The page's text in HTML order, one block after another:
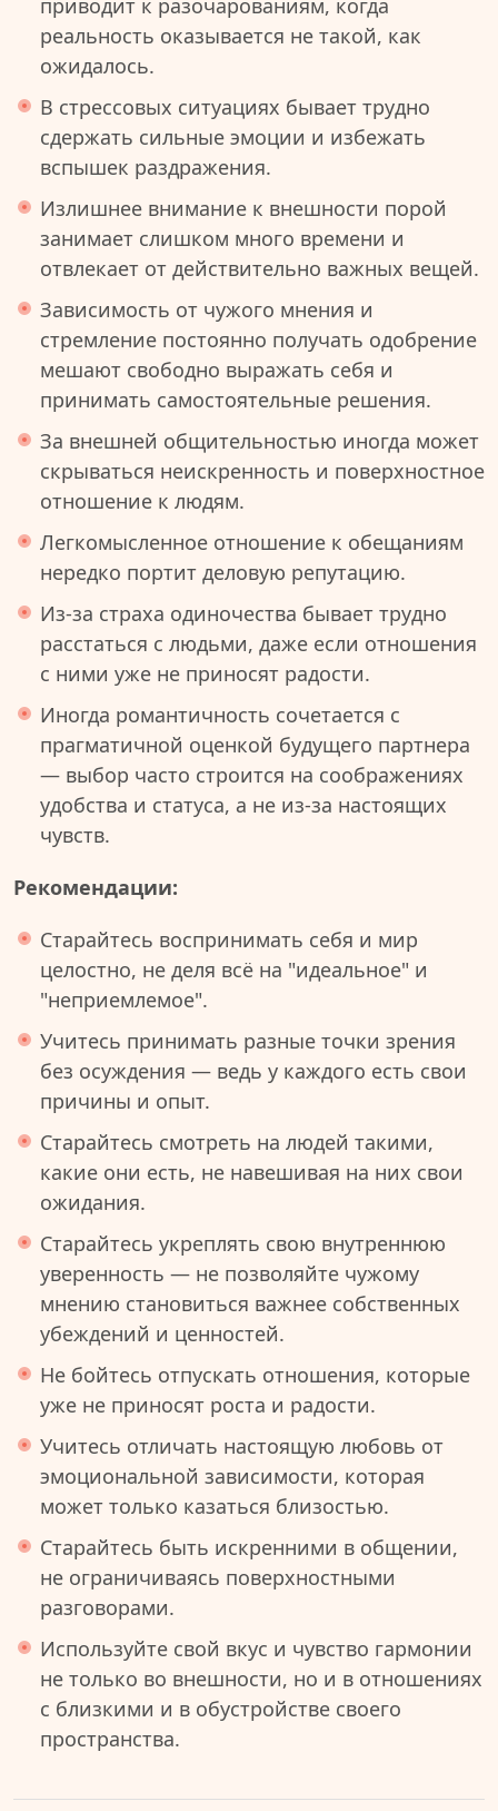
приводит к разочарованиям, когда
реальность оказывается не такой, как
ожидалось.
В стрессовых ситуациях бывает трудно
сдержать сильные эмоции и избежать
вспышек раздражения.
Излишнее внимание к внешности порой
занимает слишком много времени и
отвлекает от действительно важных вещей.
Зависимость от чужого мнения и
стремление постоянно получать одобрение
мешают свободно выражать себя и
принимать самостоятельные решения.
За внешней общительностью иногда может
скрываться неискренность и поверхностное
отношение к людям.
Легкомысленное отношение к обещаниям
нередко портит деловую репутацию.
Из-за страха одиночества бывает трудно
расстаться с людьми, даже если отношения
с ними уже не приносят радости.
Иногда романтичность сочетается с
прагматичной оценкой будущего партнера
— выбор часто строится на соображениях
удобства и статуса, а не из-за настоящих
чувств.
Рекомендации:
Старайтесь воспринимать себя и мир
целостно, не деля всё на "идеальное" и
"неприемлемое".
Учитесь принимать разные точки зрения
без осуждения — ведь у каждого есть свои
причины и опыт.
Старайтесь смотреть на людей такими,
какие они есть, не навешивая на них свои
ожидания.
Старайтесь укреплять свою внутреннюю
уверенность — не позволяйте чужому
мнению становиться важнее собственных
убеждений и ценностей.
Не бойтесь отпускать отношения, которые
уже не приносят роста и радости.
Учитесь отличать настоящую любовь от
эмоциональной зависимости, которая
может только казаться близостью.
Старайтесь быть искренними в общении,
не ограничиваясь поверхностными
разговорами.
Используйте свой вкус и чувство гармонии
не только во внешности, но и в отношениях
с близкими и в обустройстве своего
пространства.